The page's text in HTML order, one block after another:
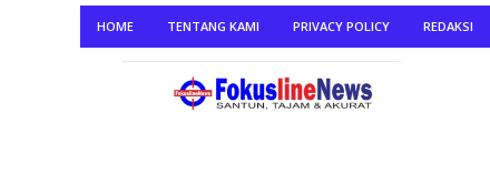
HOME TENTANG KAMI PRIVACY POLICY REDAKSI